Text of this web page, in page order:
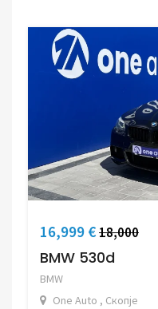
16,999 €18,000
BMW 530d
BMW
One Auto , Скопје